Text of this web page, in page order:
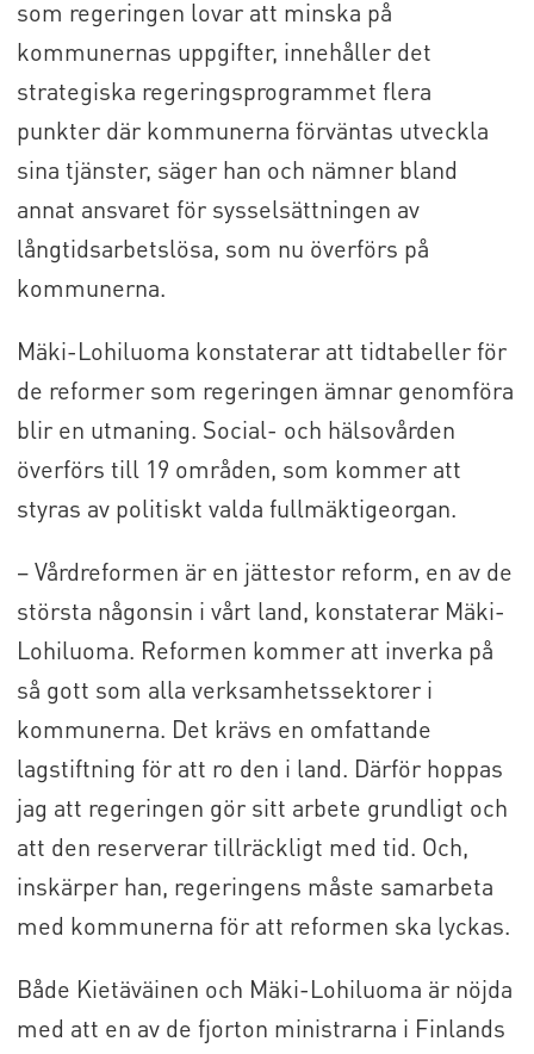
som regeringen lovar att minska på
kommunernas uppgifter, innehåller det
strategiska regeringsprogrammet flera
punkter där kommunerna förväntas utveckla
sina tjänster, säger han och nämner bland
annat ansvaret för sysselsättningen av
långtidsarbetslösa, som nu överförs på
kommunerna.
Mäki-Lohiluoma konstaterar att tidtabeller för
de reformer som regeringen ämnar genomföra
blir en utmaning. Social- och hälsovården
överförs till 19 områden, som kommer att
styras av politiskt valda fullmäktigeorgan.
– Vårdreformen är en jättestor reform, en av de
största någonsin i vårt land, konstaterar Mäki-
Lohiluoma. Reformen kommer att inverka på
så gott som alla verksamhetssektorer i
kommunerna. Det krävs en omfattande
lagstiftning för att ro den i land. Därför hoppas
jag att regeringen gör sitt arbete grundligt och
att den reserverar tillräckligt med tid. Och,
inskärper han, regeringens måste samarbeta
med kommunerna för att reformen ska lyckas.
Både Kietäväinen och Mäki-Lohiluoma är nöjda
med att en av de fjorton ministrarna i Finlands